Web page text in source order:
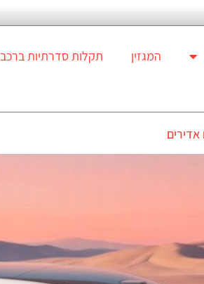
המגזין תקלות סדרתיות ברכב